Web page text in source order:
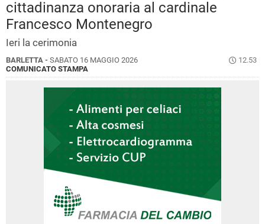
cittadinanza onoraria al cardinale
Francesco Montenegro
Ieri la cerimonia
BARLETTA - SABATO 16 MAGGIO 2026
12.53
COMUNICATO STAMPA